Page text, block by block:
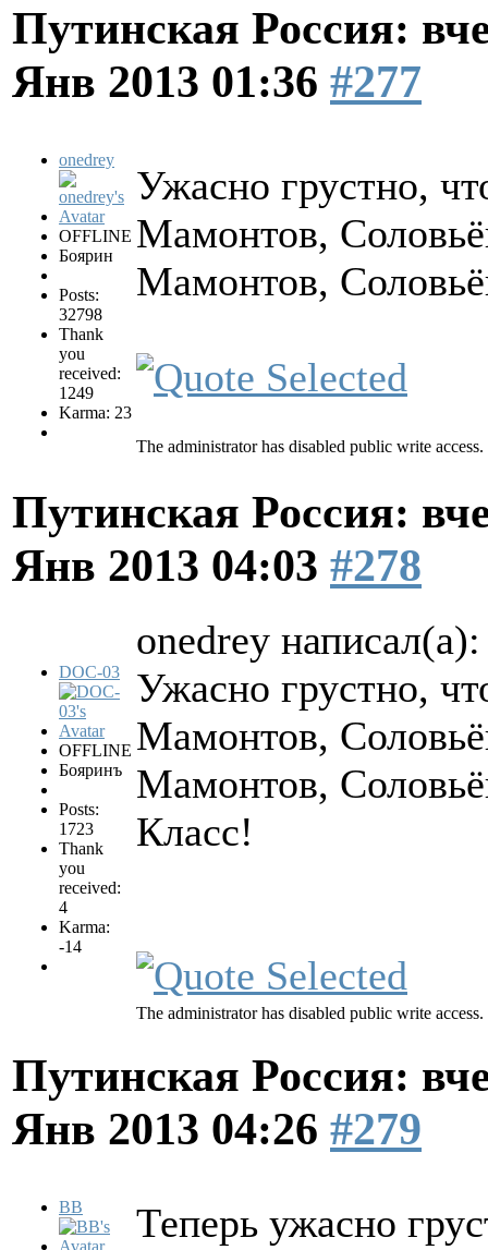
Путинская Россия:
Янв 2013 01:36 #277
onedrey
OFFLINE
Боярин
Posts:
32798
Thank
you
received:
1249
Karma: 23
Ужасно грустно,
Мамонтов,
Мамонтов,
The administrator has disabled public write access.
Путинская Россия:
Янв 2013 04:03 #278
DOC-03
OFFLINE
Бояринъ
Posts:
1723
Thank
you
received:
4
Karma:
-14
onedrey написал(а):
Ужасно грустно,
Мамонтов,
Мамонтов,
Класс!
The administrator has disabled public write access.
Путинская Россия:
Янв 2013 04:26 #279
BB
Теперь ужасно